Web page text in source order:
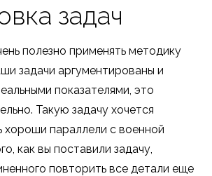
задач
полезно применять методику
задачи аргументированы и
показателями, это
Такую задачу хочется
хороши параллели с военной
как вы поставили задачу,
повторить все детали еще